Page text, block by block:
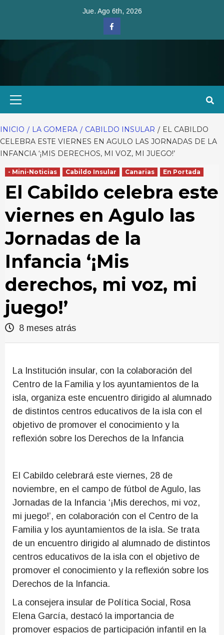
Jue. Ago 6th, 2026
Facebook
INICIO LA GOMERA CABILDO INSULAR
EL CABILDO
CELEBRA ESTE VIERNES EN AGULO LAS JORNADAS DE LA
INFANCIA ‘¡MIS DERECHOS, MI VOZ, MI JUEGO!’
- Mini-Noticias Cabildo Insular Canarias En Portada
El Cabildo celebra este
viernes en Agulo las
Jornadas de la
Infancia ‘¡Mis
derechos, mi voz, mi
juego!’
8 meses atrás
La Institución insular, con la colaboración del
Centro de la Familia y los ayuntamientos de la
isla, organiza este encuentro dirigido al alumnado
de distintos centros educativos de la isla con el
objetivo de promover el conocimiento y la
reflexión sobre los Derechos de la Infancia
El Cabildo celebrará este viernes, 28 de
noviembre, en el campo de fútbol de Agulo, las
Jornadas de la Infancia ‘¡Mis derechos, mi voz,
mi juego!’, en colaboración con el Centro de la
Familia y los ayuntamientos de la isla. Se trata
de un encuentro dirigido al alumnado de distintos
centros educativos de la isla con el objetivo de
promover el conocimiento y la reflexión sobre los
Derechos de la Infancia.
La consejera insular de Política Social, Rosa
Elena García, destacó la importancia de
promover espacios de participación infantil en la